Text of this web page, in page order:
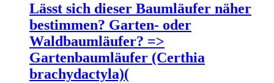
Lässt sich dieser Baumläufer näher
bestimmen? Garten- oder
Waldbaumläufer? =>
Gartenbaumläufer (Certhia
brachydactyla)(